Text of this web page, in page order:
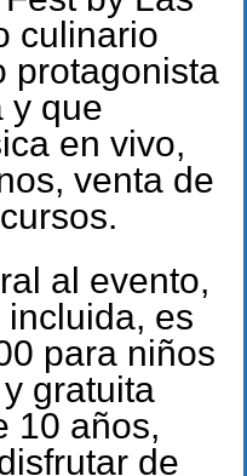
culinario
protagonista
y que
en vivo,
venta de
al evento,
es
para niños
gratuita
10 años,
de